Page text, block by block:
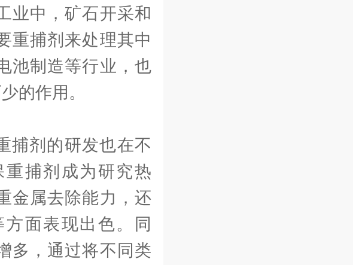
业中，矿石开采和
重捕剂来处理其中
池制造等行业，也
的作用。
剂的研发也在不
捕剂成为研究热
金属去除能力，还
面表现出色。同
多，通过将不同类